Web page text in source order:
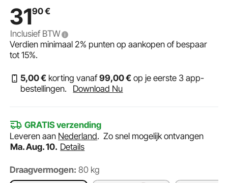
Compact formaat voor opslag
3190€
Inclusief BTW
Verdien minimaal2% punten op aankopen of bespaar
tot15%.
5,00€ korting vanaf99,00€ op je eerste 3 app-
bestellingen.
Download Nu
GRATIS verzending
Leveren aan Nederland.Zo snel mogelijk ontvangen
Ma. Aug. 10. Details
Draagvermogen: 80 kg